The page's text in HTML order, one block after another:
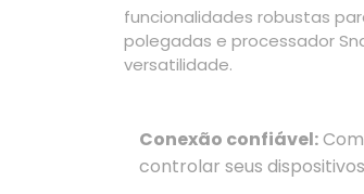
funcionalidades robustas
polegadas e processador
versatilidade.
Conexão confiável:
controlar seus